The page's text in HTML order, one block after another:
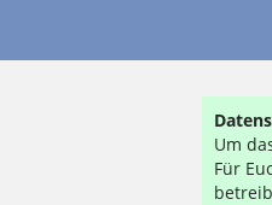
Um
Für